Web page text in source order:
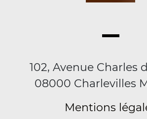
102, Avenue Charles
08000 Charlevilles
Mentions